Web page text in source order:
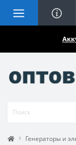
Генераторы и